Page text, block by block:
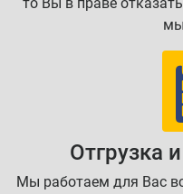
Отгрузка
Мы работаем для Вас